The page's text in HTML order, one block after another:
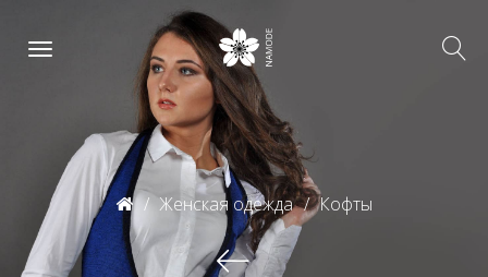
Женская одежда Кофты